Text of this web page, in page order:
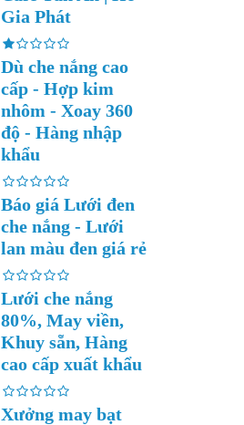
Gia Phát
Dù che nắng cao
cấp - Hợp kim
nhôm - Xoay 360
độ - Hàng nhập
khẩu
Báo giá Lưới đen
che nắng - Lưới
lan màu đen giá rẻ
Lưới che nắng
80%, May viền,
Khuy sẵn, Hàng
cao cấp xuất khẩu
Xưởng may bạt